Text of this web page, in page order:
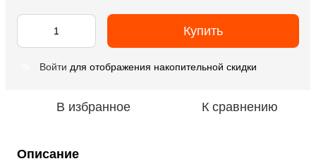
Купить
Войти для отображения накопительной скидки
В избранное К сравнению
Описание